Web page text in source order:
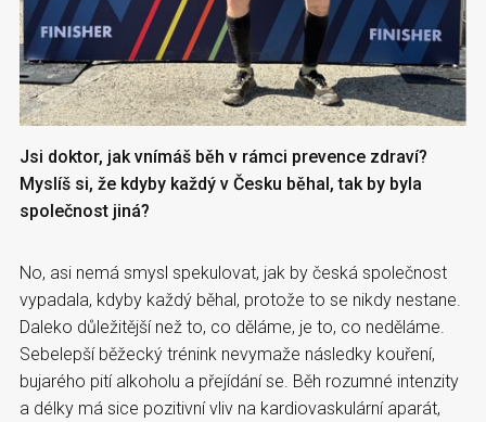
Jsi doktor, jak vnímáš běh v rámci prevence zdraví?
Myslíš si, že kdyby každý v Česku běhal, tak by byla
společnost jiná?
No, asi nemá smysl spekulovat, jak by česká společnost
vypadala, kdyby každý běhal, protože to se nikdy nestane.
Daleko důležitější než to, co děláme, je to, co neděláme.
Sebelepší běžecký trénink nevymaže následky kouření,
bujarého pití alkoholu a přejídání se. Běh rozumné intenzity
a délky má sice pozitivní vliv na kardiovaskulární aparát,